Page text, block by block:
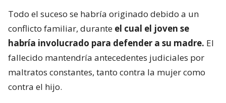
Todo el suceso se habría originado debido a un
conflicto familiar, durante el cual el joven se
habría involucrado para defender a su madre. El
fallecido mantendría antecedentes judiciales por
maltratos constantes, tanto contra la mujer como
contra el hijo.